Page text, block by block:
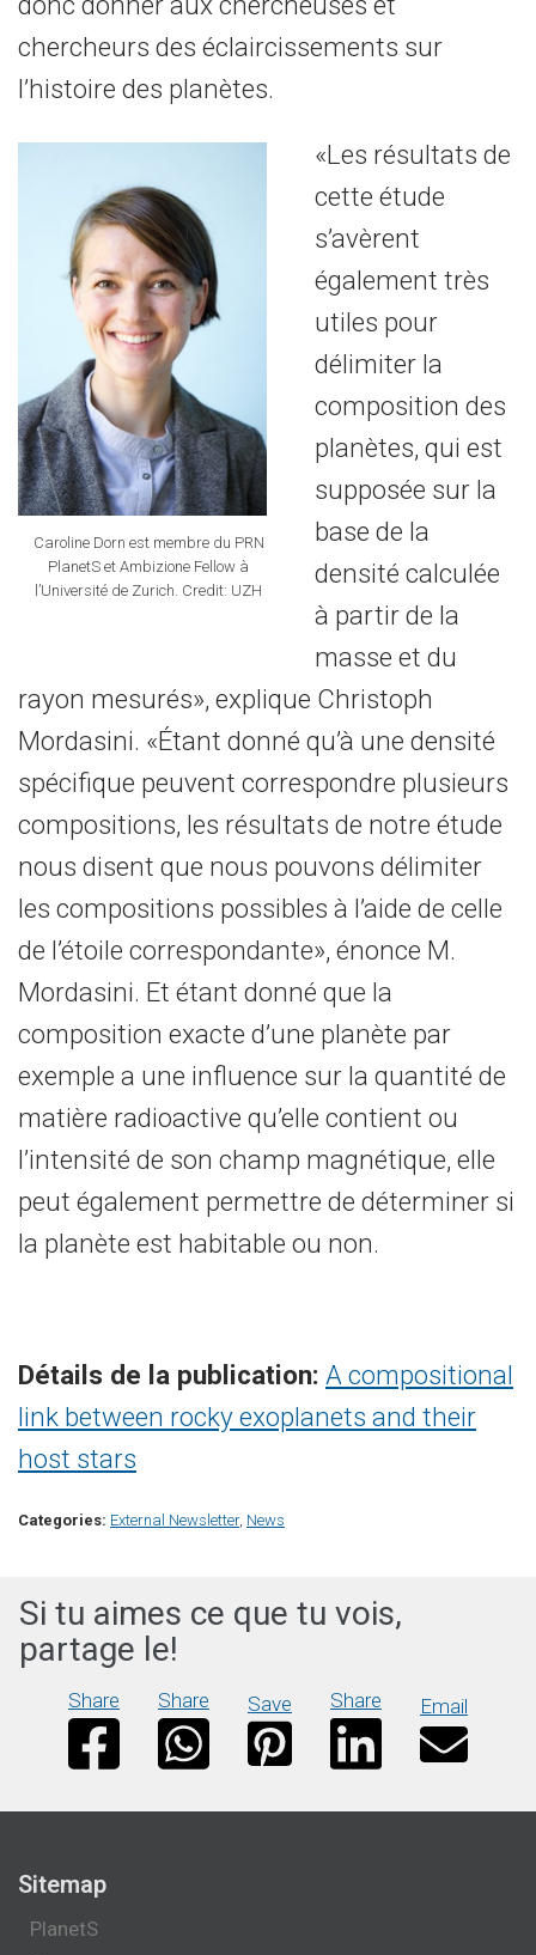
chercheurs des éclaircissements sur
l’histoire des planètes.
Caroline Dorn est membre du PRN
PlanetS et Ambizione Fellow à
l’Université de Zurich. Credit: UZH
«Les résultats de
cette étude
s’avèrent
également très
utiles pour
délimiter la
composition des
planètes, qui est
supposée sur la
base de la
densité calculée
à partir de la
masse et du
rayon mesurés», explique Christoph
Mordasini. «Étant donné qu’à une densité
spécifique peuvent correspondre plusieurs
compositions, les résultats de notre étude
nous disent que nous pouvons délimiter
les compositions possibles à l’aide de celle
de l’étoile correspondante», énonce M.
Mordasini. Et étant donné que la
composition exacte d’une planète par
exemple a une influence sur la quantité de
matière radioactive qu’elle contient ou
l’intensité de son champ magnétique, elle
peut également permettre de déterminer si
la planète est habitable ou non.
Détails de la publication: A compositional
link between rocky exoplanets and their
host stars
Categories: External Newsletter, News
Si tu aimes ce que tu vois,
partage le!
Share Share Save Share Email
Sitemap
PlanetS